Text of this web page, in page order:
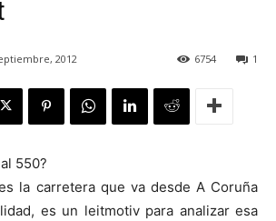
2012 1
6754
550?
la carretera que va desde A Coruña
es un leitmotiv para analizar esa